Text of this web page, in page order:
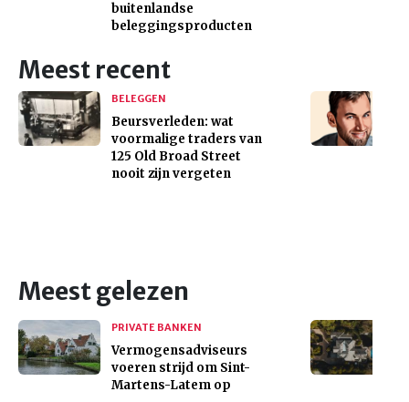
buitenlandse
beleggingsproducten
Meest recent
BELEGGEN
Beursverleden: wat
voormalige traders van
125 Old Broad Street
nooit zijn vergeten
Meest gelezen
PRIVATE BANKEN
Vermogensadviseurs
voeren strijd om Sint-
Martens-Latem op